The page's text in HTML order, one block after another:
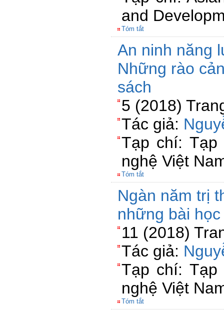
and
Tóm tắt
An ninh năng
Những rào
sách
5 (2018)
Tác giả:
Tạp chí:
nghệ Việt
Tóm tắt
Ngàn năm trị
những bài
11 (2018)
Tác giả:
Tạp chí:
nghệ Việt
Tóm tắt